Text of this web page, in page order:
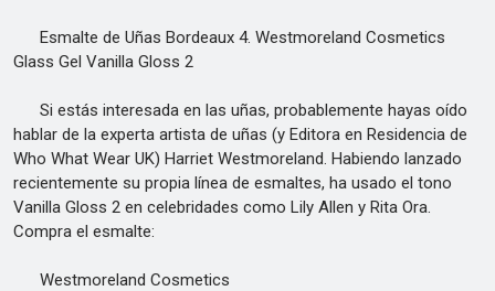
Esmalte de Uñas Bordeaux 4. Westmoreland Cosmetics
Glass Gel Vanilla Gloss 2
Si estás interesada en las uñas, probablemente hayas oído
hablar de la experta artista de uñas (y Editora en Residencia de
Who What Wear UK) Harriet Westmoreland. Habiendo lanzado
recientemente su propia línea de esmaltes, ha usado el tono
Vanilla Gloss 2 en celebridades como Lily Allen y Rita Ora.
Compra el esmalte:
Westmoreland Cosmetics